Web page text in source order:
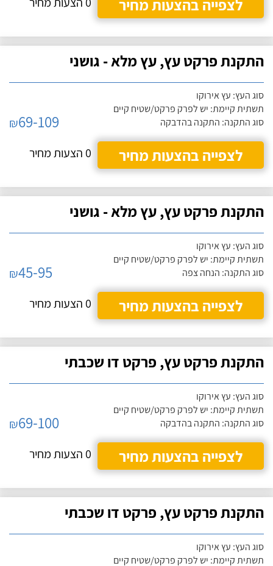
לצפייה בהצעות מחיר
התקנת פרקט עץ, עץ מלא - גושני
סוג העץ: עץ אירוקו
תשתית קיימת: יש לפרק פרקט/שטיח קיים
סוג התקנה: התקנה בהדבקה
₪69-109
לצפייה בהצעות מחיר
0 הצעות מחיר
התקנת פרקט עץ, עץ מלא - גושני
סוג העץ: עץ אירוקו
תשתית קיימת: יש לפרק פרקט/שטיח קיים
סוג התקנה: הנחה צפה
₪45-95
לצפייה בהצעות מחיר
0 הצעות מחיר
התקנת פרקט עץ, פרקט דו שכבתי
סוג העץ: עץ אירוקו
תשתית קיימת: יש לפרק פרקט/שטיח קיים
סוג התקנה: התקנה בהדבקה
₪69-100
לצפייה בהצעות מחיר
0 הצעות מחיר
התקנת פרקט עץ, פרקט דו שכבתי
סוג העץ: עץ אירוקו
תשתית קיימת: יש לפרק פרקט/שטיח קיים